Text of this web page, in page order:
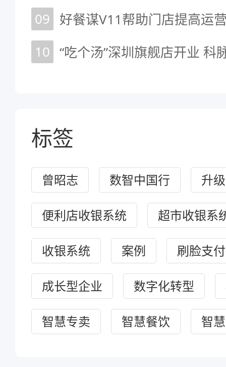
09
10
标签
曾昭志 数智中国行 升
便利店收银系统 超市收银系
收银系统 案例 刷脸支付
成长型企业 数字化转型
智慧专卖 智慧餐饮 智